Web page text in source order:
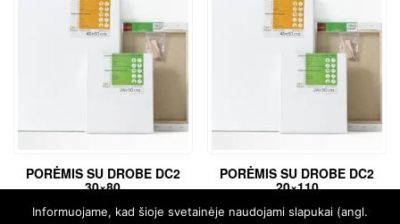
PORĖMIS SU DROBE DC2
30×80
€14,60
PORĖMIS SU DROBE DC2
20×110
€16,22
Informuojame, kad šioje svetainėje naudojami slapukai (angl.